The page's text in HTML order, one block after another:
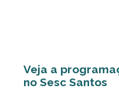
Veja a
no Sesc Santos